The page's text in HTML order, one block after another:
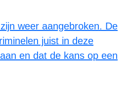
weer aangebroken. De
juist in deze
en dat de kans op een